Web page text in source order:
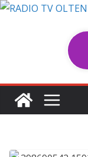
Sari